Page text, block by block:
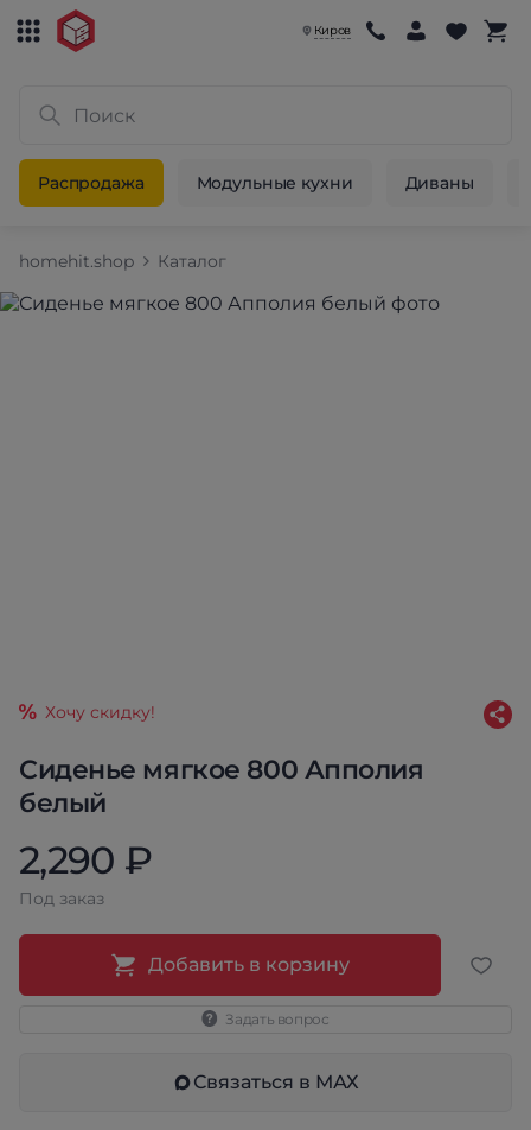
Киров
Распродажа Модульные кухни Диваны
homehit.shop Каталог
Сиденье мягкое 800 Апполия
белый
Хочу скидку!
2,290 ₽
Под заказ
Добавить в корзину
Задать вопрос
Связаться в МАХ